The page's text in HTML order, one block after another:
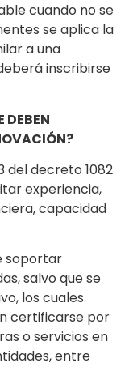
cuando no se
se aplica la
a una
inscribirse
DEBEN
del decreto 1082
experiencia,
capacidad
soportar
salvo que se
los cuales
certificarse por
o servicios en
entre